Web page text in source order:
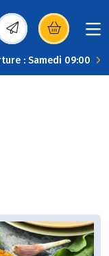
dans une
: Samedi 09:00